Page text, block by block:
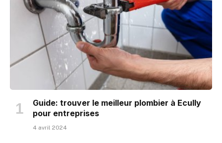
Guide: trouver le meilleur plombier à Ecully
pour entreprises
4 avril 2024